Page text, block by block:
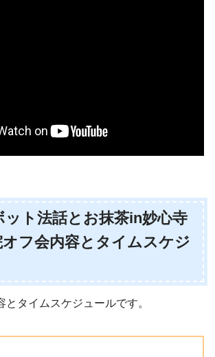
ット法話とお抹茶in妙心寺
フ会内容とタイムスケジ
とタイムスケジュールです。